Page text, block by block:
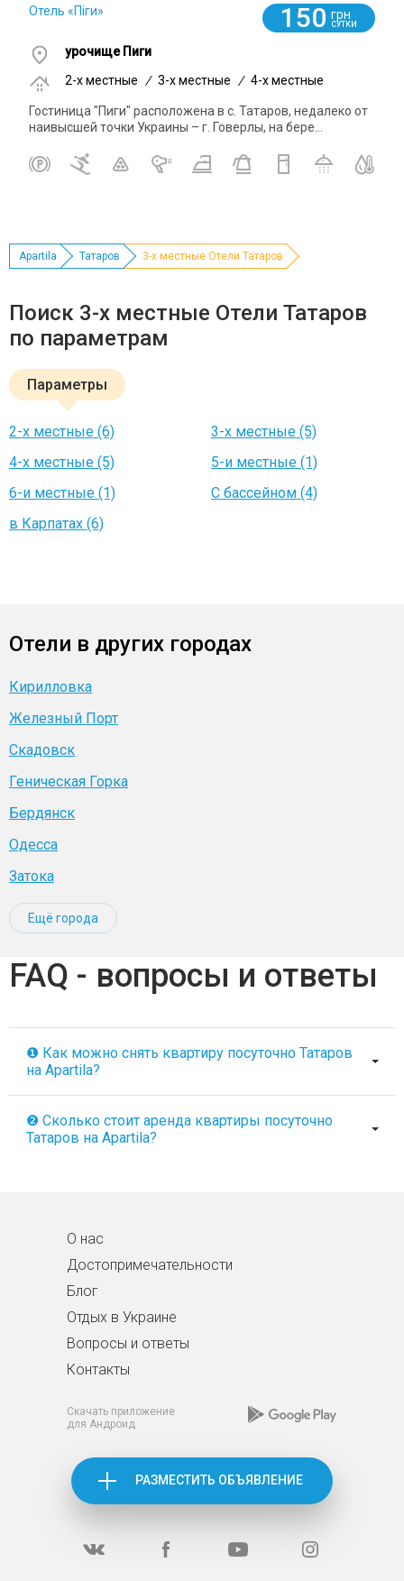
Отель «Піги» 150 грн
СУТКИ
урочище Пиги
2-x местные
/ 3-x местные / 4-x местные
Гостиница "Пиги" расположена в с. Татаров, недалеко от
наивысшей точки Украины – г. Говерлы, на бере...
Apartila Татаров 3-х местные Отели Татаров
Поиск 3-х местные Отели Татаров
по параметрам
Параметры
2-х местные (6)
3-х местные (5)
4-х местные (5)
5-и местные (1)
6-и местные (1)
С бассейном (4)
в Карпатах (6)
Отели в других городах
Кирилловка
Железный Порт
Скадовск
Геническая Горка
Бердянск
Одесса
Затока
Ещё города
FAQ - вопросы и ответы
❶ Как можно снять квартиру посуточно Татаров
на Apartila?
❷ Сколько стоит аренда квартиры посуточно
Татаров на Apartila?
О нас
Достопримечательности
Блог
Отдых в Украине
Вопросы и ответы
Контакты
Скачать приложение
для Андроид
РАЗМЕСТИТЬ ОБЪЯВЛЕНИЕ